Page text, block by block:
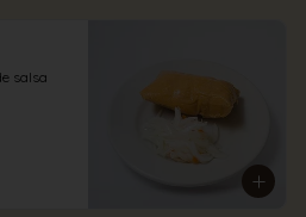
salsa